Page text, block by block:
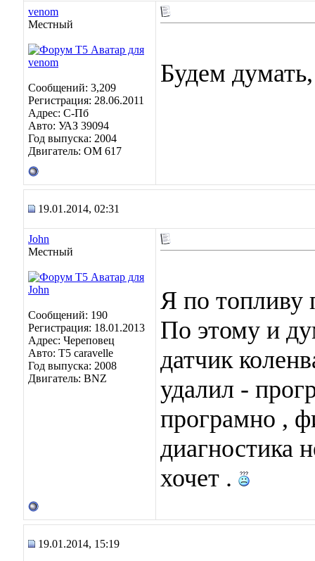
venom
Местный
Сообщений: 3,209
Регистрация: 28.06.2011
Адрес: C-Пб
Авто: УАЗ 39094
Год выпуска: 2004
Двигатель: OM 617
Будем
19.01.2014, 02:31
John
Местный
Сообщений: 190
Регистрация: 18.01.2013
Адрес: Череповец
Авто: Т5 caravelle
Год выпуска: 2008
Двигатель: BNZ
Я по топливу
По этому и
датчик
удалил -
програмно ,
диагностика
хочет .
19.01.2014, 15:19